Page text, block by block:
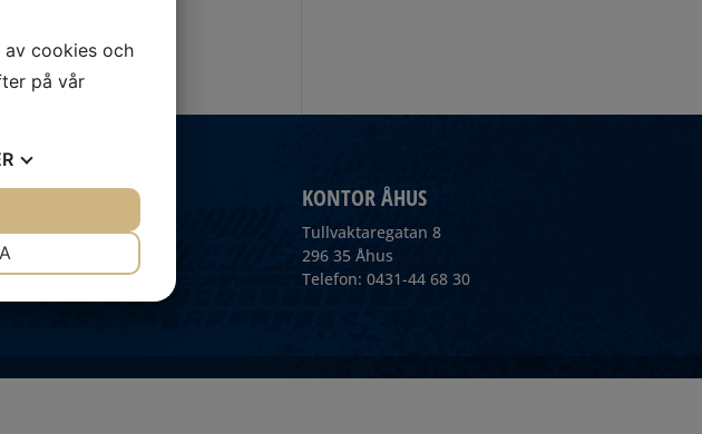
MALMÖ
14
18, Malmö
040-30 31 42
KONTOR ÅHUS
Tullvaktaregatan 8
296 35 Åhus
Telefon: 0431-44 68 30
av cookies och
på vår